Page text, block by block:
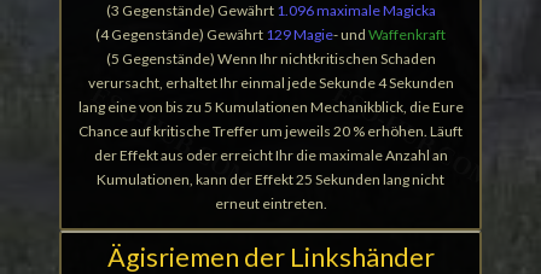
(3 Gegenstände) Gewährt 1.096 maximale Magicka
(4 Gegenstände) Gewährt 129 Magie- und Waffenkraft
(5 Gegenstände) Wenn Ihr nichtkritischen Schaden
verursacht, erhaltet Ihr einmal jede Sekunde 4 Sekunden
lang eine von bis zu 5 Kumulationen Mechanikblick, die Eure
Chance auf kritische Treffer um jeweils 20 % erhöhen. Läuft
der Effekt aus oder erreicht Ihr die maximale Anzahl an
Kumulationen, kann der Effekt 25 Sekunden lang nicht
erneut eintreten.
Ägisriemen der Linkshänder